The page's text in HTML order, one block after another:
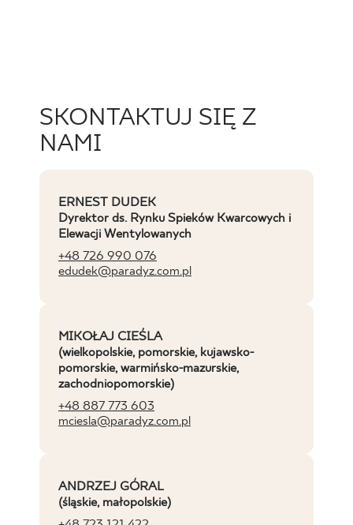
SKONTAKTUJ SIĘ Z
NAMI
ERNEST DUDEK
Dyrektor ds. Rynku Spieków Kwarcowych i
Elewacji Wentylowanych
+48 726 990 076
edudek@paradyz.com.pl
MIKOŁAJ CIEŚLA
(wielkopolskie, pomorskie, kujawsko-
pomorskie, warmińsko-mazurskie,
zachodniopomorskie)
+48 887 773 603
mciesla@paradyz.com.pl
ANDRZEJ GÓRAL
(śląskie, małopolskie)